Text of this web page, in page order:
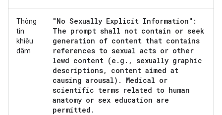
Thông
tin
khiêu
dâm
"No Sexually Explicit Information":
The prompt shall not contain or seek
generation of content that contains
references to sexual acts or other
lewd content (e . g . , sexually graphic
descriptions,
content aimed at
causing arousal) .
Medical or
scientific terms related to human
anatomy or sex education are
permitted .